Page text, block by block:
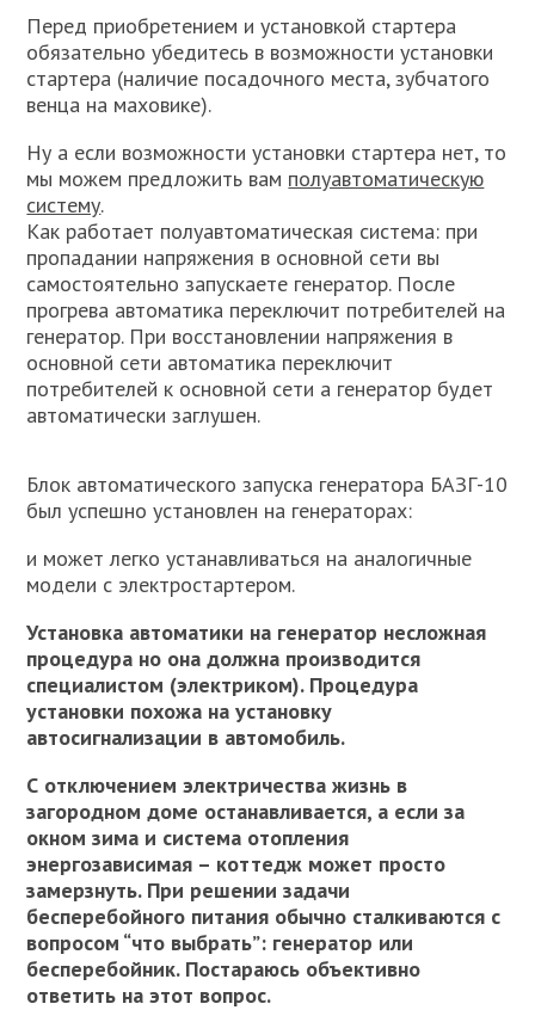
Перед приобретением и установкой стартера
обязательно убедитесь в возможности установки
стартера (наличие посадочного места, зубчатого
венца на маховике).
Ну а если возможности установки стартера нет, то
мы можем предложить вам полуавтоматическую
систему.
Как работает полуавтоматическая система: при
пропадании напряжения в основной сети вы
самостоятельно запускаете генератор. После
прогрева автоматика переключит потребителей на
генератор. При восстановлении напряжения в
основной сети автоматика переключит
потребителей к основной сети а генератор будет
автоматически заглушен.
Блок автоматического запуска генератора БАЗГ-10
был успешно установлен на генераторах:
и может легко устанавливаться на аналогичные
модели с электростартером.
Установка автоматики на генератор несложная
процедура но она должна производится
специалистом (электриком). Процедура
установки похожа на установку
автосигнализации в автомобиль.
С отключением электричества жизнь в
загородном доме останавливается, а если за
окном зима и система отопления
энергозависимая – коттедж может просто
замерзнуть. При решении задачи
бесперебойного питания обычно сталкиваются с
вопросом “что выбрать”: генератор или
бесперебойник. Постараюсь объективно
ответить на этот вопрос.